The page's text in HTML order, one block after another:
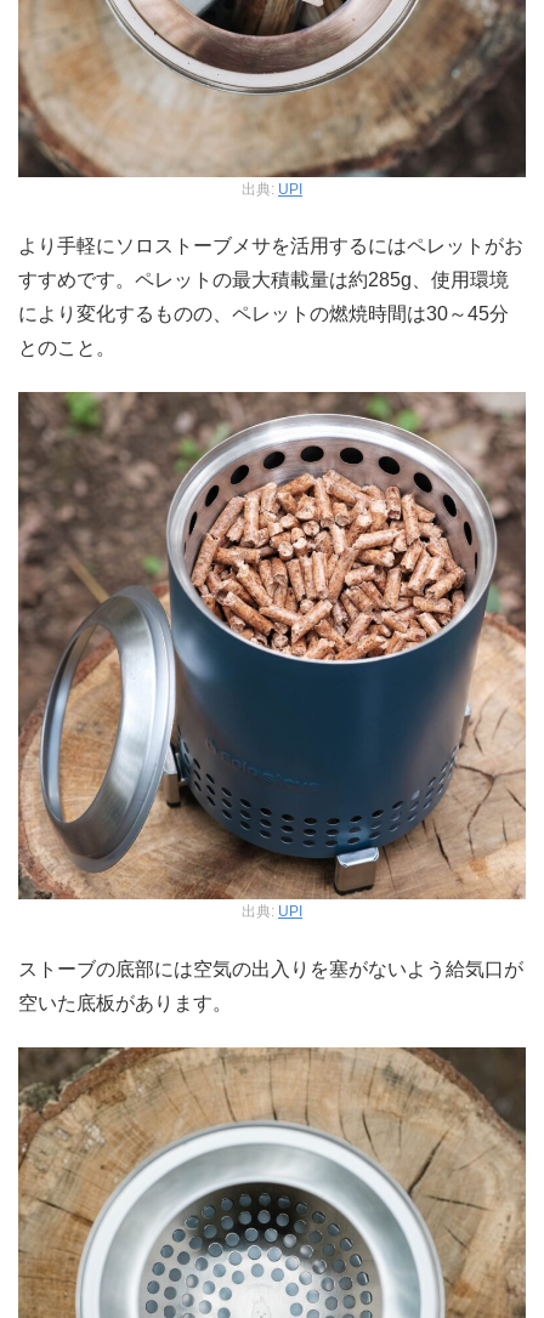
出典: UPI
より手軽にソロストーブメサを活用するにはペレットがお
すすめです。ペレットの最大積載量は約285g、使用環境
により変化するものの、ペレットの燃焼時間は30～45分
とのこと。
出典: UPI
ストーブの底部には空気の出入りを塞がないよう給気口が
空いた底板があります。